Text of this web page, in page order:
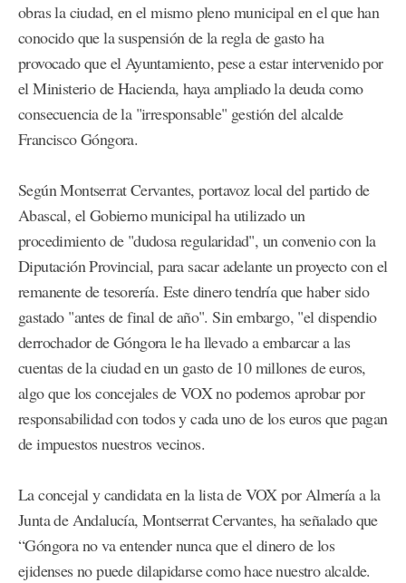
obras la ciudad, en el mismo pleno municipal en el que han
conocido que la suspensión de la regla de gasto ha
provocado que el Ayuntamiento, pese a estar intervenido por
el Ministerio de Hacienda, haya ampliado la deuda como
consecuencia de la "irresponsable" gestión del alcalde
Francisco Góngora.
Según Montserrat Cervantes, portavoz local del partido de
Abascal, el Gobierno municipal ha utilizado un
procedimiento de "dudosa regularidad", un convenio con la
Diputación Provincial, para sacar adelante un proyecto con el
remanente de tesorería. Este dinero tendría que haber sido
gastado "antes de final de año". Sin embargo, "el dispendio
derrochador de Góngora le ha llevado a embarcar a las
cuentas de la ciudad en un gasto de 10 millones de euros,
algo que los concejales de VOX no podemos aprobar por
responsabilidad con todos y cada uno de los euros que pagan
de impuestos nuestros vecinos.
La concejal y candidata en la lista de VOX por Almería a la
Junta de Andalucía, Montserrat Cervantes, ha señalado que
“Góngora no va entender nunca que el dinero de los
ejidenses no puede dilapidarse como hace nuestro alcalde.